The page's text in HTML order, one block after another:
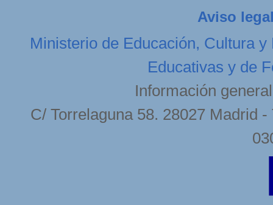
Aviso
Ministerio de Educación, Cultura y
Educativas y de
Información
C/ Torrelaguna 58. 28027 Madrid